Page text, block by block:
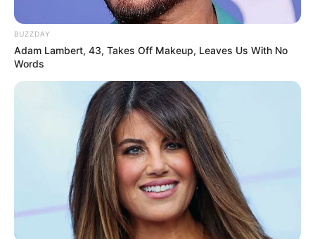
BUZZDAY
Adam Lambert, 43, Takes Off Makeup, Leaves Us With No
Words